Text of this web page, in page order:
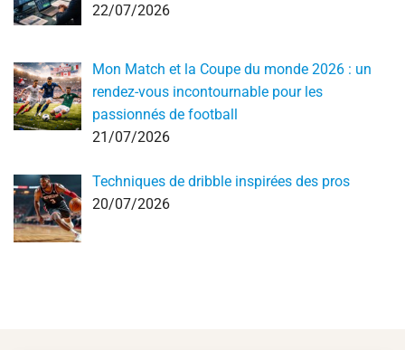
22/07/2026
Mon Match et la Coupe du monde 2026 : un
rendez-vous incontournable pour les
passionnés de football
21/07/2026
Techniques de dribble inspirées des pros
20/07/2026